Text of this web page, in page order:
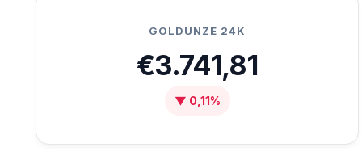
GOLDUNZE 24K
€3.741,81
▼ 0,11%